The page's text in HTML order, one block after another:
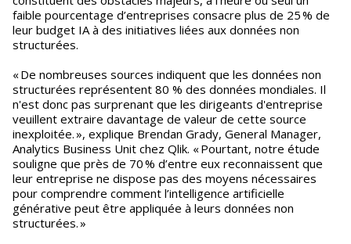
faible pourcentage d’entreprises consacre plus de 25 % de
leur budget IA à des initiatives liées aux données non
structurées.
« De nombreuses sources indiquent que les données non
structurées représentent 80 % des données mondiales. Il
n'est donc pas surprenant que les dirigeants d'entreprise
veuillent extraire davantage de valeur de cette source
inexploitée. », explique Brendan Grady, General Manager,
Analytics Business Unit chez Qlik. « Pourtant, notre étude
souligne que près de 70 % d’entre eux reconnaissent que
leur entreprise ne dispose pas des moyens nécessaires
pour comprendre comment l’intelligence artificielle
générative peut être appliquée à leurs données non
structurées. »